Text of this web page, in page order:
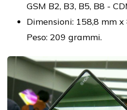
GSM B2, B3, B5, B8 -
Dimensioni: 158,8 mm
Peso: 209 grammi.